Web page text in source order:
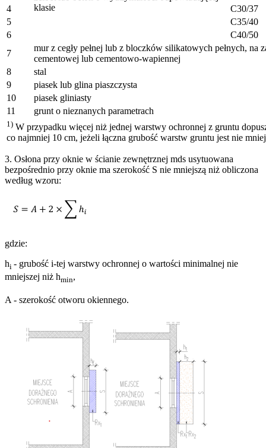
klasie
4
C30/37
5
C35/40
6
C40/50
7
mur z cegły pełnej lub z bloczków silikatowych pełnych, na
cementowej lub cementowo-wapiennej
8
stal
9
piasek lub glina piaszczysta
10
piasek gliniasty
11
grunt o nieznanych parametrach
1) W przypadku więcej niż jednej warstwy ochronnej z gruntu
co najmniej 10 cm, jeżeli łączna grubość warstw gruntu jest nie
3. Osłona przy oknie w ścianie zewnętrznej mds usytuowana
bezpośrednio przy oknie ma szerokość S nie mniejszą niż obliczona
według wzoru:
gdzie:
hi - grubość i-tej warstwy ochronnej o wartości minimalnej nie
mniejszej niż hmin,
A - szerokość otworu okiennego.